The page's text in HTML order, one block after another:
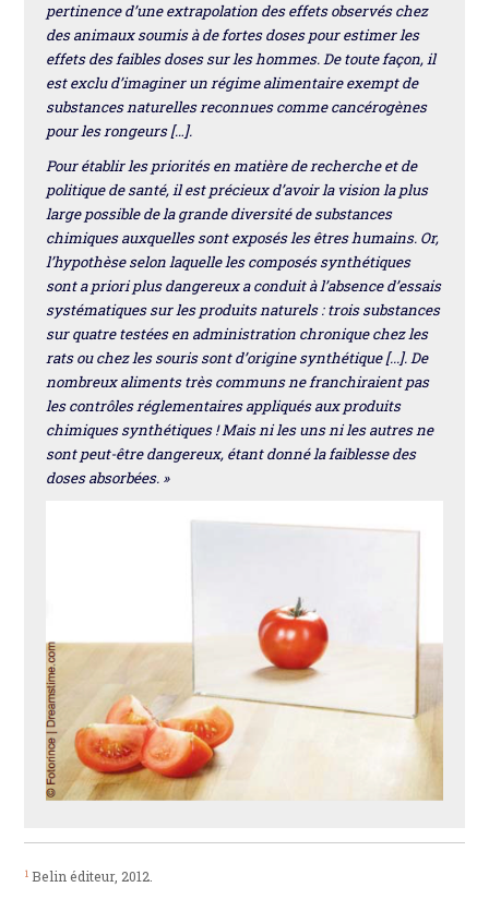
pertinence d’une extrapolation des effets observés chez
des animaux soumis à de fortes doses pour estimer les
effets des faibles doses sur les hommes. De toute façon, il
est exclu d’imaginer un régime alimentaire exempt de
substances naturelles reconnues comme cancérogènes
pour les rongeurs […].
Pour établir les priorités en matière de recherche et de
politique de santé, il est précieux d’avoir la vision la plus
large possible de la grande diversité de substances
chimiques auxquelles sont exposés les êtres humains. Or,
l’hypothèse selon laquelle les composés synthétiques
sont a priori plus dangereux a conduit à l’absence d’essais
systématiques sur les produits naturels : trois substances
sur quatre testées en administration chronique chez les
rats ou chez les souris sont d’origine synthétique [...]. De
nombreux aliments très communs ne franchiraient pas
les contrôles réglementaires appliqués aux produits
chimiques synthétiques ! Mais ni les uns ni les autres ne
sont peut-être dangereux, étant donné la faiblesse des
doses absorbées. »
1 Belin éditeur, 2012.